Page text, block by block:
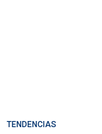
TENDENCIAS